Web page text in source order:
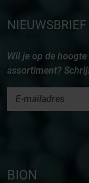
NIEUWSBRIEF
Wil je op de
assortiment?
BION